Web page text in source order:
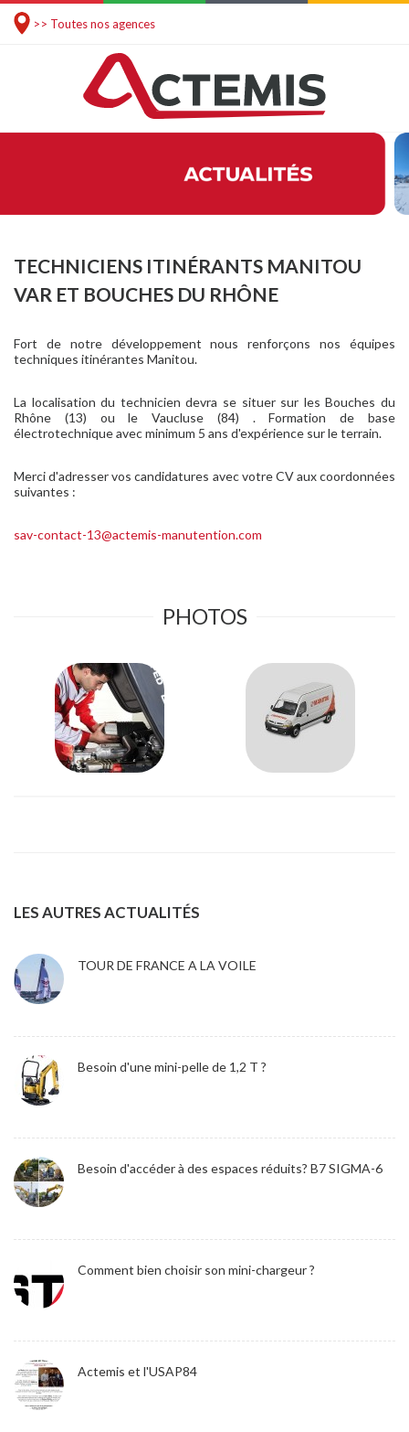
>> Toutes nos agences
TECHNICIENS ITINÉRANTS MANITOU
VAR ET BOUCHES DU RHÔNE
Fort de notre développement nous renforçons nos équipes
techniques itinérantes Manitou.
La localisation du technicien devra se situer sur les Bouches du
Rhône (13) ou le Vaucluse (84) . Formation de base
électrotechnique avec minimum 5 ans d'expérience sur le terrain.
Merci d'adresser vos candidatures avec votre CV aux coordonnées
suivantes :
sav-contact-13@actemis-manutention.com
PHOTOS
LES AUTRES ACTUALITÉS
TOUR DE FRANCE A LA VOILE
Besoin d'une mini-pelle de 1,2 T ?
Besoin d'accéder à des espaces réduits? B7 SIGMA-6
Comment bien choisir son mini-chargeur ?
Actemis et l'USAP84